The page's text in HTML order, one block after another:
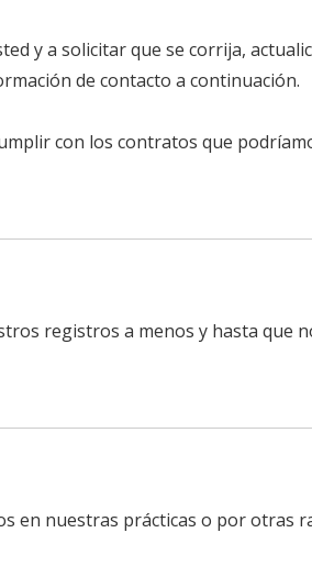
y a solicitar que se corrija,
de contacto a continuación.
con los contratos que
registros a menos y hasta que
en nuestras prácticas o por otras